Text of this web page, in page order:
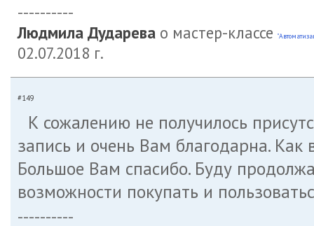
----------
Людмила Дударева о мастер-классе
02.07.2018 г.
#149
К сожалению не получилось
запись и очень Вам благодарна. Как
Большое Вам спасибо. Буду
возможности покупать и
----------